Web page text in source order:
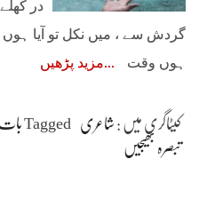
در
گردش سے ، میں نکل تو آیا ہوں
ہوں وقت
مزید پڑھیں
کیٹاگری میں : شاعری Taggedبات
تبصرہ بھیجیں